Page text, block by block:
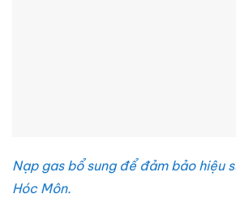
Nạp gas bổ sung để đảm bảo hiệu
Hóc Môn.